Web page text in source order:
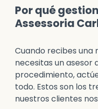
Por qué
Assessoria
Cuando recibes una
necesitas un asesor
procedimiento,
todo. Estos son los
nuestros clientes